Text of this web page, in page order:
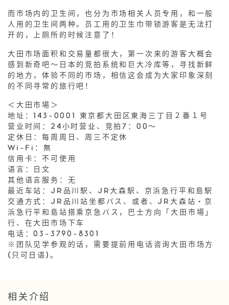
而市场内的卫生间，也分为市场相关人员专用，和一般
人用的卫生间两种。员工用的卫生巾带锁游客是无法打
开的，上厕所的时候注意了！
大田市场面积和交易量都很大，第一次来的游客大概会
感到新奇吧～日本的竞拍系统和巨大冷库等，寻找新鲜
的地方，体验不同的市场，相信这会成为大家印象深刻
的不同寻常的旅行吧！
＜大田市場＞
地址：143-0001 東京都大田区東海三丁目２番１号
营业时间：24小时营业、竞拍7：00〜
定休日：每周周日、周三不定休
Wi-Fi：無
信用卡：不可使用
语言：日文
其他语言服务：无
最近车站：JR品川駅、JR大森駅、京浜急行平和島駅
交通方式：JR品川站坐都バス、或者、JR大森站・京
浜急行平和島站搭乘京急バス，巴士方向「大田市場」
行、在大田市场下车
电话：03-3790-8301
※团队见学参观的话，需要提前用电话咨询大田市场方
(只可日语)。
相关介绍